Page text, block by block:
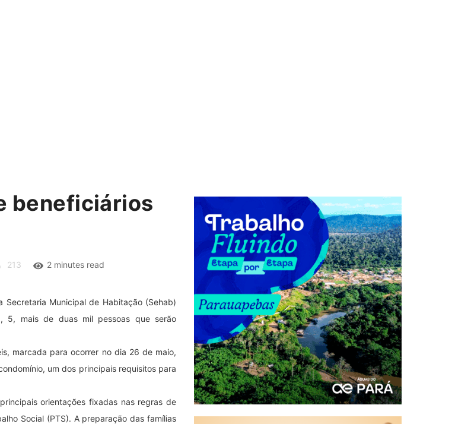
beneficiários
213 2 minutes read
Municipal de Habitação (Sehab)
5, mais de duas mil pessoas que serão
marcada para ocorrer no dia 26 de maio,
um dos principais requisitos para
orientações fixadas nas regras de
Social (PTS). A preparação das famílias